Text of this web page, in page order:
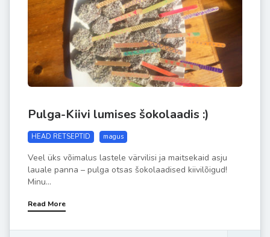
Pulga-Kiivi lumises šokolaadis :)
HEAD RETSEPTID magus
Veel üks võimalus lastele värvilisi ja maitsekaid asju
lauale panna – pulga otsas šokolaadised kiivilõigud!
Minu...
Read More